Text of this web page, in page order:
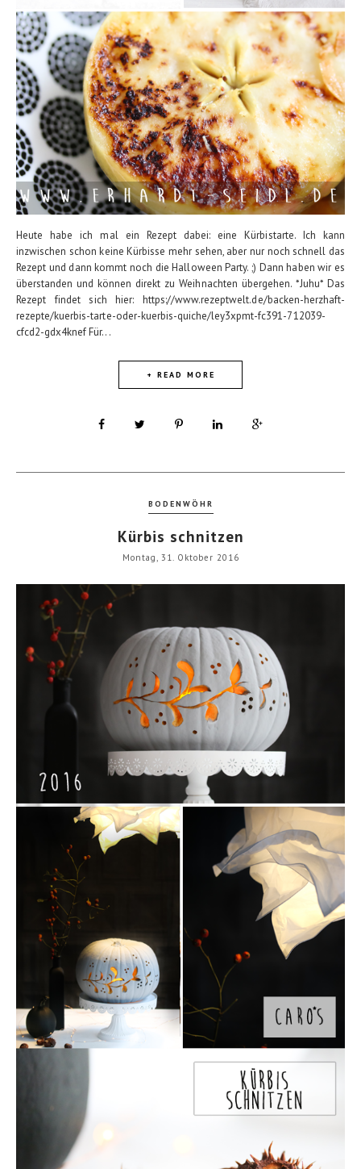
Heute habe ich mal ein Rezept dabei: eine Kürbistarte. Ich kann
inzwischen schon keine Kürbisse mehr sehen, aber nur noch schnell das
Rezept und dann kommt noch die Halloween Party. ;) Dann haben wir es
überstanden und können direkt zu Weihnachten übergehen. *Juhu* Das
Rezept findet sich hier: https://www.rezeptwelt.de/backen-herzhaft-
rezepte/kuerbis-tarte-oder-kuerbis-quiche/ley3xpmt-fc391-712039-
cfcd2-gdx4knef Für...
+ READ MORE
BODENWÖHR
Kürbis schnitzen
Montag, 31. Oktober 2016